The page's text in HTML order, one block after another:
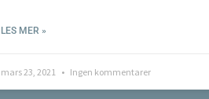
LES MER »
mars 23, 2021 Ingen kommentarer